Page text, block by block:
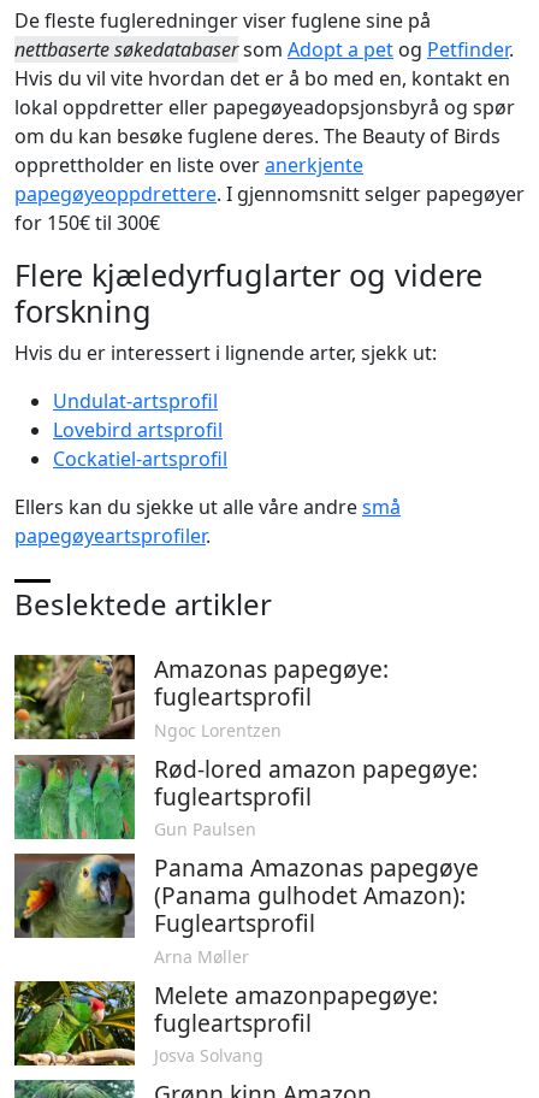
De fleste fugleredninger viser fuglene sine på
nettbaserte søkedatabasersom Adopt a pet og Petfinder.
Hvis du vil vite hvordan det er å bo med en, kontakt en
lokal oppdretter eller papegøyeadopsjonsbyrå og spør
om du kan besøke fuglene deres. The Beauty of Birds
opprettholder en liste overanerkjente
papegøyeoppdrettere. I gjennomsnitt selger papegøyer
for 150€ til 300€
Flere kjæledyrfuglarter og videre
forskning
Hvis du er interessert i lignende arter, sjekk ut:
Undulat-artsprofil
Lovebird artsprofil
Cockatiel-artsprofil
Ellers kan du sjekke ut alle våre andresmå
papegøyeartsprofiler.
Beslektede artikler
Amazonas papegøye:
fugleartsprofil
Ngoc Lorentzen
Rød-lored amazon papegøye:
fugleartsprofil
Gun Paulsen
Panama Amazonas papegøye
(Panama gulhodet Amazon):
Fugleartsprofil
Arna Møller
Melete amazonpapegøye:
fugleartsprofil
Josva Solvang